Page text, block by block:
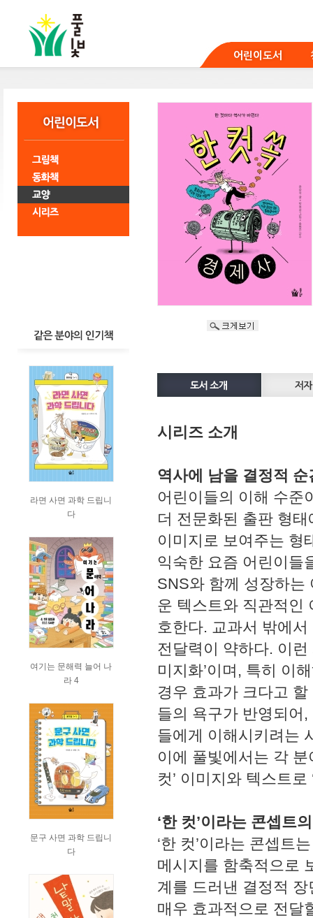
어린이도서
라면 사면 과학 드립니
다
여기는 문해력 늘어 나
라 4
문구 사면 과학 드립니
다
시리즈 소개
역사에 남을 결정적 순
어린이들의 이해 수준
더 전문화된 출판 형
이미지로 보여주는 형
익숙한 요즘 어린이들
SNS와 함께 성장하는
운 텍스트와 직관적인
호한다. 교과서 밖에
전달력이 약하다. 이
미지화’이며, 특히 이
경우 효과가 크다고
들의 욕구가 반영되어,
들에게 이해시키려는
이에 풀빛에서는 각 분
컷’ 이미지와 텍스트
‘한 컷’이라는 콘셉트
‘한 컷’이라는 콘셉트
메시지를 함축적으로
계를 드러낸 결정적
매우 효과적으로 전달